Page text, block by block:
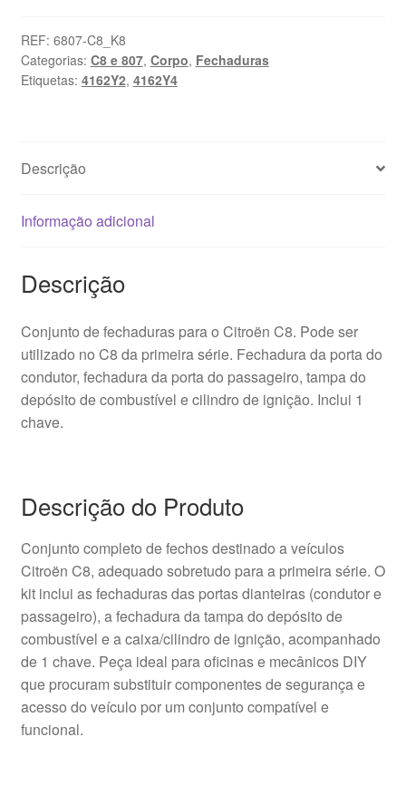
Fechaduras
e
Cilindro
C8
1
4162Y2
REF: 6807-C8_K8
Categorias: C8 e 807, Corpo, Fechaduras
Etiquetas: 4162Y2, 4162Y4
Descrição
Informação adicional
Descrição
Conjunto de fechaduras para o Citroën C8. Pode ser
utilizado no C8 da primeira série. Fechadura da porta do
condutor, fechadura da porta do passageiro, tampa do
depósito de combustível e cilindro de ignição. Inclui 1
chave.
Descrição do Produto
Conjunto completo de fechos destinado a veículos
Citroën C8, adequado sobretudo para a primeira série. O
kit inclui as fechaduras das portas dianteiras (condutor e
passageiro), a fechadura da tampa do depósito de
combustível e a caixa/cilindro de ignição, acompanhado
de 1 chave. Peça ideal para oficinas e mecânicos DIY
que procuram substituir componentes de segurança e
acesso do veículo por um conjunto compatível e
funcional.